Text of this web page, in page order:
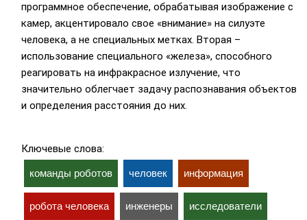
программное обеспечение, обрабатывая изображение с
камер, акцентировало свое «внимание» на силуэте
человека, а не специальных метках. Вторая –
использование специального «железа», способного
реагировать на инфракрасное излучение, что
значительно облегчает задачу распознавания объектов
и определения расстояния до них.
Ключевые слова:
команды роботов человек информация
робота человека инженеры исследователи